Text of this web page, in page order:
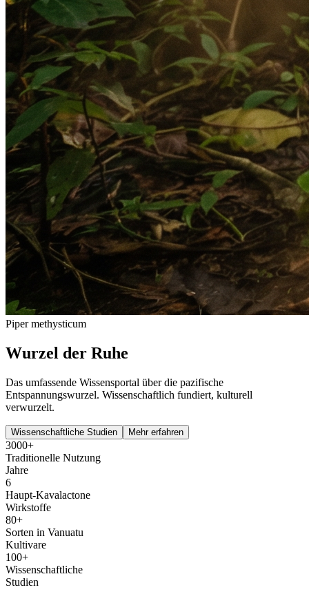
Piper methysticum
Wurzel der Ruhe
Das umfassende Wissensportal über die pazifische
Entspannungswurzel. Wissenschaftlich fundiert, kulturell
verwurzelt.
Wissenschaftliche Studien Mehr erfahren
3000+
Traditionelle Nutzung
Jahre
6
Haupt-Kavalactone
Wirkstoffe
80+
Sorten in Vanuatu
Kultivare
100+
Wissenschaftliche
Studien